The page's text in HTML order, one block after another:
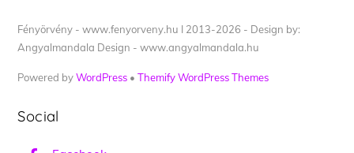
Fényörvény - www.fenyorveny.hu I 2013-2026 - Design by:
Angyalmandala Design - www.angyalmandala.hu
Powered byWordPress •Themify WordPress Themes
Social